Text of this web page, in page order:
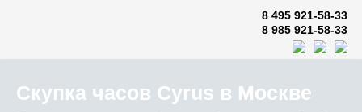
8 495 921-58-33
8 985 921-58-33
Скупка часов Cyrus в Москве